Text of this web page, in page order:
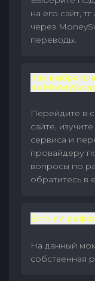
на его сайт,
через
переводы.
Как выбрать
на
Перейдите в
сайте,
сервиса и
провайдеру
вопросы по
обратитесь в
Есть ли
На данный
собственная